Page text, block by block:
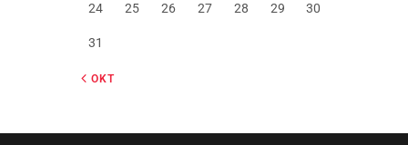
24 25 26 27 28 29 30
31
« OKT